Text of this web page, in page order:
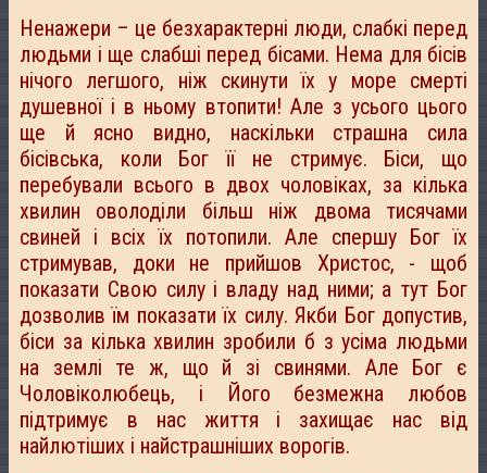
Ненажери – це безхарактерні люди, слабкі перед
людьми і ще слабші перед бісами. Нема для бісів
нічого легшого, ніж скинути їх у море смерті
душевної і в ньому втопити! Але з усього цього
ще й ясно видно, наскільки страшна сила
бісівська, коли Бог її не стримує. Біси, що
перебували всього в двох чоловіках, за кілька
хвилин оволоділи більш ніж двома тисячами
свиней і всіх їх потопили. Але спершу Бог їх
стримував, доки не прийшов Христос, - щоб
показати Свою силу і владу над ними; а тут Бог
дозволив їм показати їх силу. Якби Бог допустив,
біси за кілька хвилин зробили б з усіма людьми
на землі те ж, що й зі свинями. Але Бог є
Чоловіколюбець, і Його безмежна любов
підтримує в нас життя і захищає нас від
найлютіших і найстрашніших ворогів.